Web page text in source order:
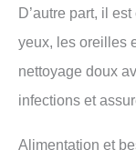
D’autre part, il
yeux, les oreilles
nettoyage doux
infections et
Alimentation et